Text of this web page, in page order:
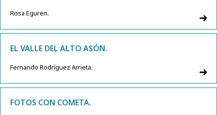
Rosa Eguren.
EL VALLE DEL ALTO ASÓN.
Fernando Rodríguez Arrieta.
FOTOS CON COMETA.